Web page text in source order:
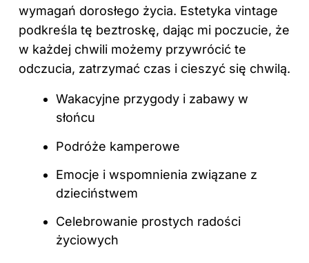
wymagań dorosłego życia. Estetyka vintage
podkreśla tę beztroskę, dając mi poczucie, że
w każdej chwili możemy przywrócić te
odczucia, zatrzymać czas i cieszyć się chwilą.
Wakacyjne przygody i zabawy w
słońcu
Podróże kamperowe
Emocje i wspomnienia związane z
dzieciństwem
Celebrowanie prostych radości
życiowych